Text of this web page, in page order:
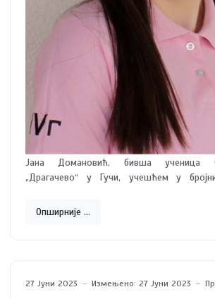
Јана Домановић, бивша ученица
„Драгачево“ у Гучи, учешћем у
изузетан ђак. Јана је у основној
Опширније …
27 Јуни 2023 Измењено: 27 Јуни 2023